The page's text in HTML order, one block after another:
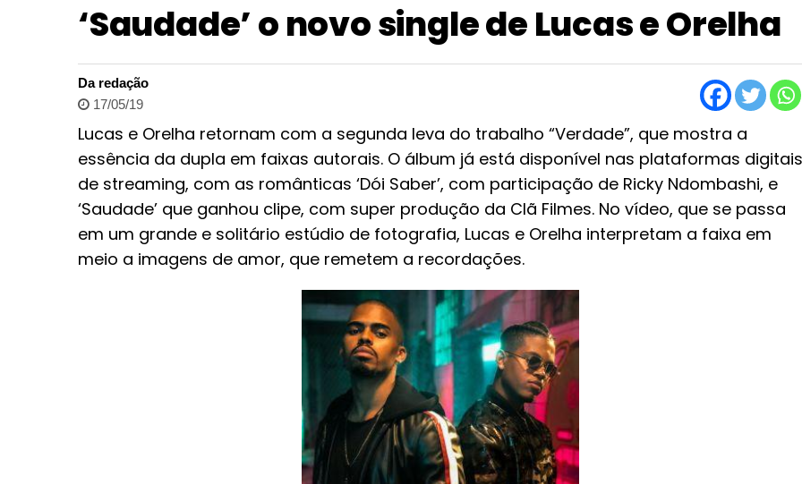
‘Saudade’ o novo single de Lucas e Orelha
Da redação
17/05/19
Lucas e Orelha retornam com a segunda leva do trabalho “Verdade”, que mostra a
essência da dupla em faixas autorais. O álbum já está disponível nas plataformas digitais
de streaming, com as românticas ‘Dói Saber’, com participação de Ricky Ndombashi, e
‘Saudade’ que ganhou clipe, com super produção da Clã Filmes. No vídeo, que se passa
em um grande e solitário estúdio de fotografia, Lucas e Orelha interpretam a faixa em
meio a imagens de amor, que remetem a recordações.